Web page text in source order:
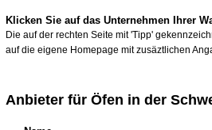
Klicken Sie auf das Unternehmen Ihrer
Die auf der rechten Seite mit 'Tipp'
auf die eigene Homepage mit zusäztlichen
Anbieter für Öfen in der